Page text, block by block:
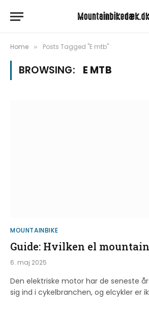
Home » Posts Tagged "E mtb"
BROWSING: E MTB
MOUNTAINBIKE
Guide: Hvilken el
6. maj 2025
Den elektriske motor har de seneste
sig ind i cykelbranchen, og elcykler er